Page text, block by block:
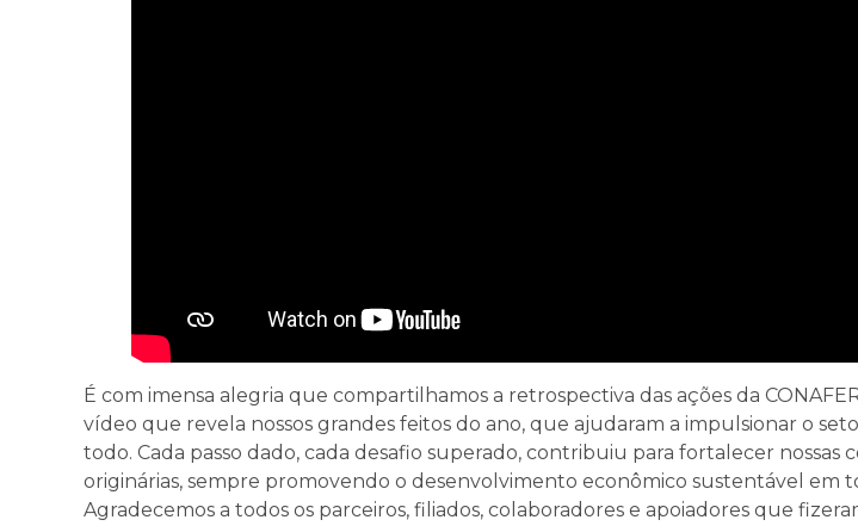
É com imensa alegria que compartilhamos a retrospectiva das ações da
vídeo que revela nossos grandes feitos do ano, que ajudaram a impulsionar o
todo. Cada passo dado, cada desafio superado, contribuiu para fortalecer nossas
originárias, sempre promovendo o desenvolvimento econômico sustentável em
Agradecemos a todos os parceiros, filiados, colaboradores e apoiadores que